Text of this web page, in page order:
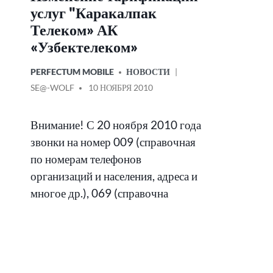
услуг "Каракалпак
Телеком» АК
«Узбектелеком»
ОПУБЛИКОВАНО
В
PERFECTUM MOBILE
НОВОСТИ
СООБЩЕНИЕ
SE@-WOLF 10 НОЯБРЯ 2010
Внимание! С 20 ноября 2010 года
звонки на номер 009 (справочная
по номерам телефонов
организаций и населения, адреса и
многое др.), 069 (справочна